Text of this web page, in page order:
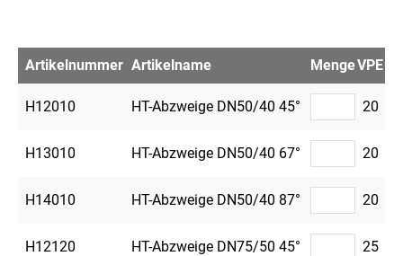
Artikelnummer Artikelname MengeVPE
H12010 HT-Abzweige DN50/40 45° 20
H13010 HT-Abzweige DN50/40 67° 20
H14010 HT-Abzweige DN50/40 87° 20
H12120 HT-Abzweige DN75/50 45° 25